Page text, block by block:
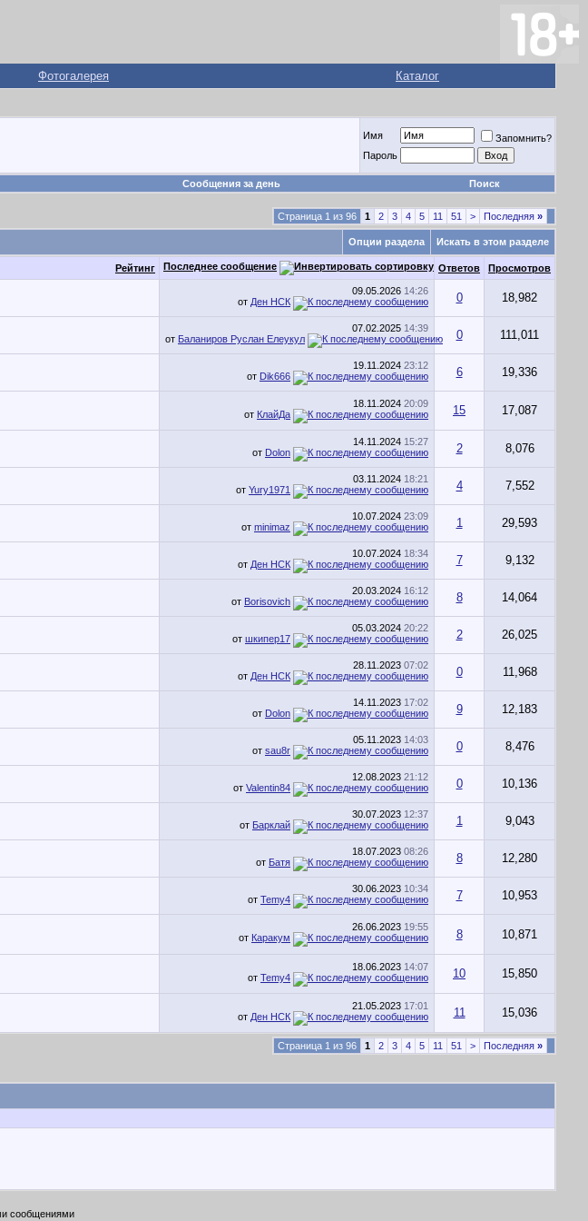
Фотогалерея Каталог
Имя
Запомнить?
Пароль
Сообщения за день Поиск
Страница 1 из 96 1 2 3 4 5 11 51 > Последняя »
Опции раздела Искать в этом разделе
Рейтинг Последнее сообщение Ответов Просмотров
09.05.2026 14:26
от Ден НСК 0 18,982
07.02.2025 14:39
от Баланиров Руслан Елеукул 0 111,011
19.11.2024 23:12
от Dik666 6 19,336
18.11.2024 20:09
от КлайДа 15 17,087
14.11.2024 15:27
от Dolon 2 8,076
03.11.2024 18:21
от Yury1971 4 7,552
10.07.2024 23:09
от minimaz 1 29,593
10.07.2024 18:34
от Ден НСК 7 9,132
20.03.2024 16:12
от Borisovich 8 14,064
05.03.2024 20:22
от шкипер17 2 26,025
28.11.2023 07:02
от Ден НСК 0 11,968
14.11.2023 17:02
от Dolon 9 12,183
05.11.2023 14:03
от sau8r 0 8,476
12.08.2023 21:12
от Valentin84 0 10,136
30.07.2023 12:37
от Барклай 1 9,043
18.07.2023 08:26
от Батя 8 12,280
30.06.2023 10:34
от Temy4 7 10,953
26.06.2023 19:55
от Каракум 8 10,871
18.06.2023 14:07
от Temy4 10 15,850
21.05.2023 17:01
от Ден НСК 11 15,036
Страница 1 из 96 1 2 3 4 5 11 51 > Последняя »
сообщениями